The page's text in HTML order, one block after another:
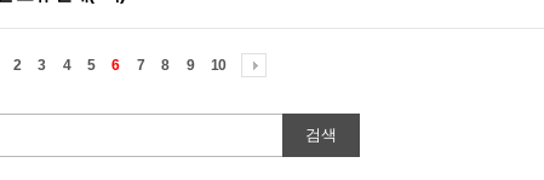
2 3 4 5 6 7 8 9 10